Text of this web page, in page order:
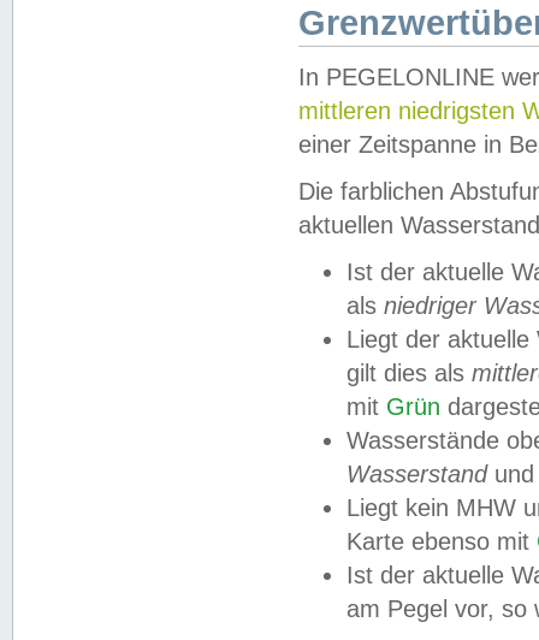
In PEGELONLINE
mittleren niedrigsten
einer Zeitspanne in
Die farblichen
aktuellen
Ist der aktuelle
als niedriger
Liegt der
gilt dies als
mit Grün
Wasserstände
Wasserstandund
Liegt kein MHW
Karte ebenso mit
Ist der aktuelle
am Pegel vor,